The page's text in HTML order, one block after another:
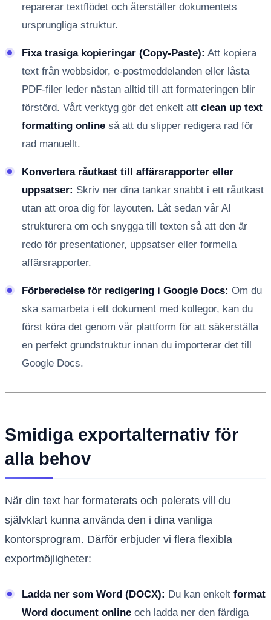
reparerar textflödet och återställer dokumentets
ursprungliga struktur.
Fixa trasiga kopieringar (Copy-Paste): Att kopiera
text från webbsidor, e-postmeddelanden eller låsta
PDF-filer leder nästan alltid till att formateringen blir
förstörd. Vårt verktyg gör det enkelt att clean up text
formatting online så att du slipper redigera rad för
rad manuellt.
Konvertera råutkast till affärsrapporter eller
uppsatser: Skriv ner dina tankar snabbt i ett råutkast
utan att oroa dig för layouten. Låt sedan vår AI
strukturera om och snygga till texten så att den är
redo för presentationer, uppsatser eller formella
affärsrapporter.
Förberedelse för redigering i Google Docs: Om du
ska samarbeta i ett dokument med kollegor, kan du
först köra det genom vår plattform för att säkerställa
en perfekt grundstruktur innan du importerar det till
Google Docs.
Smidiga exportalternativ för
alla behov
När din text har formaterats och polerats vill du
självklart kunna använda den i dina vanliga
kontorsprogram. Därför erbjuder vi flera flexibla
exportmöjligheter:
Ladda ner som Word (DOCX): Du kan enkelt format
Word document online och ladda ner den färdiga